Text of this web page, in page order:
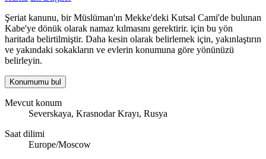
Şeriat kanunu, bir Müslüman'ın Mekke'deki Kutsal Cami'de bulunan
Kabe'ye dönük olarak namaz kılmasını gerektirir. için bu yön
haritada belirtilmiştir. Daha kesin olarak belirlemek için, yakınlaştırın
ve yakındaki sokakların ve evlerin konumuna göre yönünüzü
belirleyin.
Konumumu bul
Mevcut konum
Severskaya, Krasnodar Krayı, Rusya
Saat dilimi
Europe/Moscow